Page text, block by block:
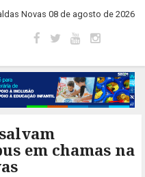
Novas 08 de agosto de 2026
em chamas na